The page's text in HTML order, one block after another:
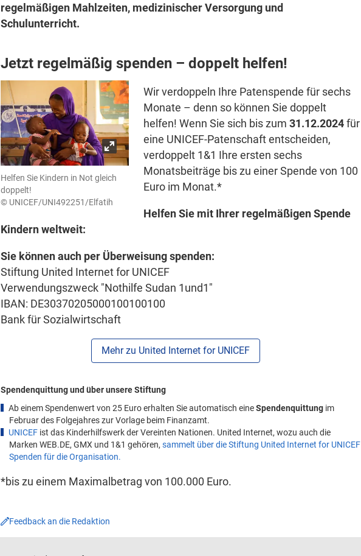
regelmäßigen Mahlzeiten, medizinischer Versorgung und
Schulunterricht.
Jetzt regelmäßig spenden – doppelt helfen!
Helfen Sie Kindern in Not gleich
doppelt!
© UNICEF/UNI492251/Elfatih
Wir verdoppeln Ihre Patenspende für sechs
Monate – denn so können Sie doppelt
helfen! Wenn Sie sich bis zum3‍1‍.1‍2‍.2‍0‍2‍4für
eine UNICEF-Patenschaft entscheiden,
verdoppelt 1&1 Ihre ersten sechs
Monatsbeiträge bis zu einer Spende von 1‍0‍0‍
Euro im Monat.*
Helfen Sie mit Ihrer regelmäßigenSpende
Kindern weltweit:
Sie können auch per Überweisung spenden:
Stiftung United Internet for UNICEF
Verwendungszweck "Nothilfe Sudan 1und1"
IBAN: DE30370205000100100100
Bank für Sozialwirtschaft
Mehr zu United Internet for UNICEF
Spendenquittung und über unsere Stiftung
Ab einem Spendenwert von 25 Euro erhalten Sie automatisch eineSpendenquittung im
Februar des Folgejahres zur Vorlage beim Finanzamt.
UNICEF ist das Kinderhilfswerk der Vereinten Nationen. United Internet, wozu auch die
Marken WEB.DE, GMX und 1&1 gehören, sammelt über die Stiftung United Internet for UNICEF
Spenden für die Organisation.
*bis zu einem Maximalbetrag von 100.000 Euro.
Feedbackan die Redaktion